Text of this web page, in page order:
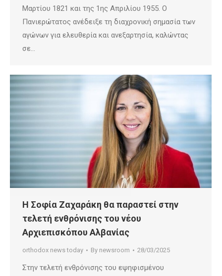
Μαρτίου 1821 και της 1ης Απριλίου 1955. Ο
Πανιερώτατος ανέδειξε τη διαχρονική σημασία των
αγώνων για ελευθερία και ανεξαρτησία, καλώντας
σε…
Η Σοφία Ζαχαράκη θα παραστεί στην
τελετή ενθρόνισης του νέου
Αρχιεπισκόπου Αλβανίας
orthodox news today By newsroom 28/03/2025
Στην τελετή ενθρόνισης του εψηφισμένου